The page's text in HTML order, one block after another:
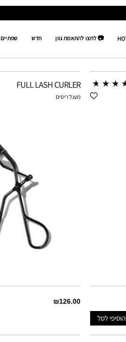
📷 לחצו להתאמת גוון חדש שפתיים
הוסיפי לסל
FULL LASH CURLER
מעגל ריסים
₪126.00